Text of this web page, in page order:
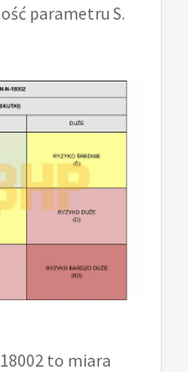
parametru S.
to miara